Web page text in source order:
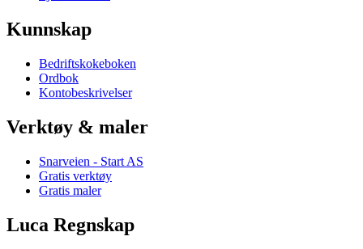
Kunnskap
Bedriftskokeboken
Ordbok
Kontobeskrivelser
Verktøy & maler
Snarveien - Start AS
Gratis verktøy
Gratis maler
Luca Regnskap